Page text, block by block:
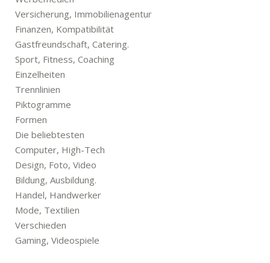
Versicherung, Immobilienagentur
Finanzen, Kompatibilität
Gastfreundschaft, Catering.
Sport, Fitness, Coaching
Einzelheiten
Trennlinien
Piktogramme
Formen
Die beliebtesten
Computer, High-Tech
Design, Foto, Video
Bildung, Ausbildung.
Handel, Handwerker
Mode, Textilien
Verschieden
Gaming, Videospiele